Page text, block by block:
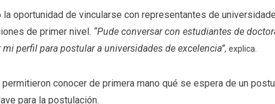
la oportunidad de vincularse con representantes de
de primer nivel. “Pude conversar con estudiantes de
perfil para postular a universidades de excelencia”, explica.
conocer de primera mano qué se espera de un
para la postulación.